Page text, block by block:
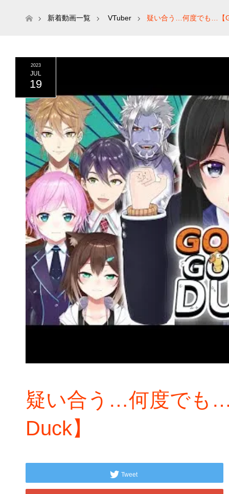
ホーム新着動画一覧 VTuber 疑い合う…何度でも…【
2023
JUL
19
疑い合う…何度でも
Duck】
Tweet